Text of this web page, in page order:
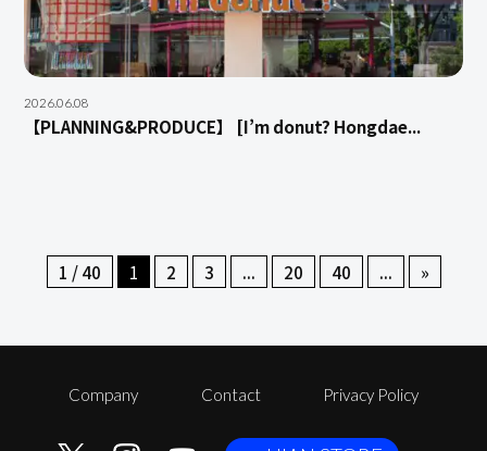
2026.06.08
【PLANNING&PRODUCE】 [I’m donut? Hongdae...
1 / 40 1 2 3 ... 20 40 ... »
Company Contact Privacy Policy